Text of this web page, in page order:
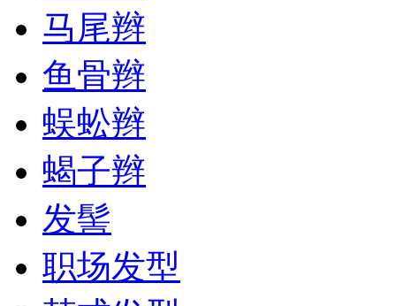
马尾辫
鱼骨辫
蜈蚣辫
蝎子辫
发髻
职场发型